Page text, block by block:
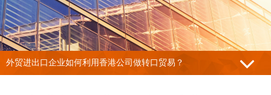
外贸进出口企业如何利用香港公司做转口贸易？